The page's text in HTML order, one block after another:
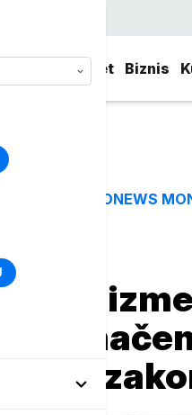
Svet Biznis
EURONEWS